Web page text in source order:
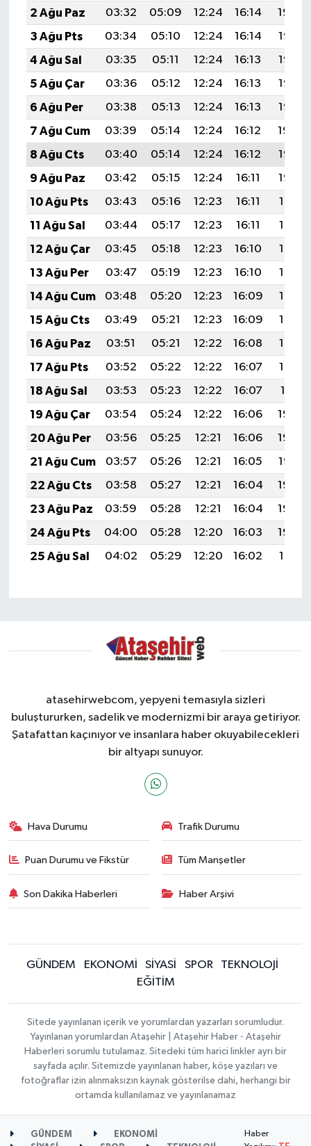
2 Ağu Paz
03:32 05:09 12:24 16:14
19:29
3 Ağu Pts
03:34 05:10 12:24 16:14
19:28
4 Ağu Sal
03:35 05:11 12:24 16:13
19:27
5 Ağu Çar
03:36 05:12 12:24 16:13
19:26
6 Ağu Per
03:38 05:13 12:24 16:13
19:25
7 Ağu Cum
03:39 05:14 12:24 16:12
19:24
8 Ağu Cts
03:40 05:14 12:24 16:12
19:23
9 Ağu Paz
03:42 05:15 12:24 16:11
19:22
10 Ağu Pts
03:43 05:16 12:23 16:11
19:21
11 Ağu Sal
03:44 05:17 12:23 16:11
19:19
12 Ağu Çar
03:45 05:18 12:23 16:10
19:18
13 Ağu Per
03:47 05:19 12:23 16:10
19:17
14 Ağu Cum
03:48 05:20 12:23 16:09
19:16
15 Ağu Cts
03:49 05:21 12:23 16:09
19:15
16 Ağu Paz
03:51 05:21 12:22 16:08
19:13
17 Ağu Pts
03:52 05:22 12:22 16:07
19:12
18 Ağu Sal
03:53 05:23 12:22 16:07
19:11
19 Ağu Çar
03:54 05:24 12:22 16:06
19:09
20 Ağu Per
03:56 05:25 12:21 16:06
19:08
21 Ağu Cum
03:57 05:26 12:21 16:05
19:07
22 Ağu Cts
03:58 05:27 12:21 16:04
19:05
23 Ağu Paz
03:59 05:28 12:21 16:04
19:04
24 Ağu Pts
04:00 05:28 12:20 16:03
19:03
25 Ağu Sal
04:02 05:29 12:20 16:02 19:01
atasehirwebcom, yepyeni temasıyla sizleri
buluştururken, sadelik ve modernizmi bir araya getiriyor.
Şatafattan kaçınıyor ve insanlara haber okuyabilecekleri
bir altyapı sunuyor.
Hava Durumu Trafik Durumu
Puan Durumu ve Fikstür Tüm Manşetler
Son Dakika Haberleri Haber Arşivi
GÜNDEM EKONOMİ SİYASİ SPOR
TEKNOLOJİ
EĞİTİM
Sitede yayınlanan içerik ve yorumlardan yazarları sorumludur.
Yayınlanan yorumlardan Ataşehir | Ataşehir Haber - Ataşehir
Haberleri sorumlu tutulamaz. Sitedeki tüm harici linkler ayrı bir
sayfada açılır. Sitemizde yayınlanan haber, köşe yazıları ve
fotoğraflar izin alınmaksızın kaynak gösterilse dahi, herhangi bir
ortamda kullanılamaz ve yayınlanamaz
GÜNDEM
EKONOMİ
Haber